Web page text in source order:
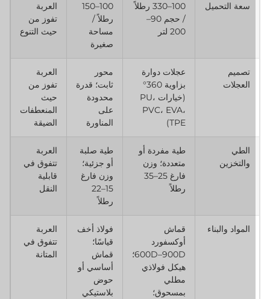
سعة التحميل
100–330 رطلاً
/ حجم 90–
200 لتر
100–150
رطلاً /
مساحة
صغيرة
العربة
تفوز من
حيث التنوع
تصميم
العجلات
عجلات دوارة
بزاوية 360°
(خيارات PU،
PVC، EVA،
TPE)
محور
ثابت؛ قدرة
محدودة
المناورة
العربة
تفوز من
حيث
المنعطفات
الضيقة
الطي
والتخزين
طية مفردة أو
متعددة؛ وزن
فارغ 25–35
رطلاً
طية صلبة
أو جزئية؛
وزن فارغ
15–22
رطلاً
العربة
تتفوق في
قابلية
النقل
المواد والبناء
قماش
أوكسفورد
600D–900D؛
هيكل فولاذي
مطلي
بمسحوق؛
فولاذ أخف
قياسًا؛
قماش
أساسي أو
حوض
بلاستيكي
العربة
تتفوق في
المتانة